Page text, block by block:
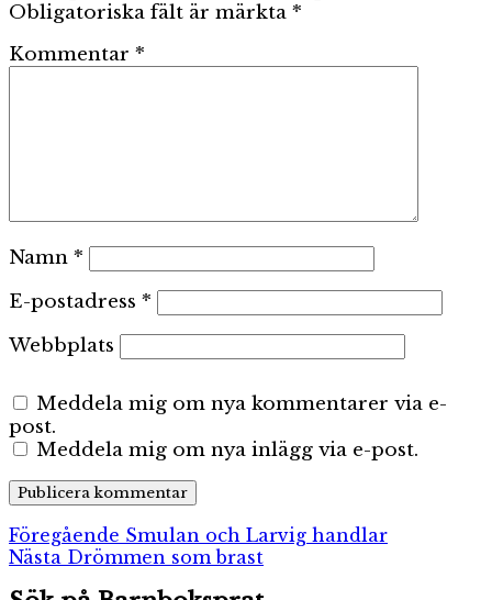
Obligatoriska fält är märkta *
Kommentar *
Namn *
E-postadress *
Webbplats
Meddela mig om nya kommentarer via e-
post.
Meddela mig om nya inlägg via e-post.
Inläggsnavigering
Föregående Föregående
inlägg:
Smulan och Larvig handlar
Nästa Nästa
Drömmen som brast